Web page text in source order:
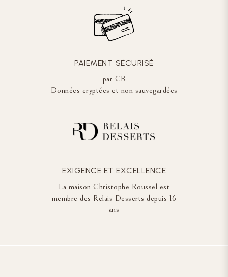
PAIEMENT SÉCURISÉ
par CB
Données cryptées et non sauvegardées
EXIGENCE ET EXCELLENCE
La maison Christophe Roussel est
membre des Relais Desserts depuis 16
ans